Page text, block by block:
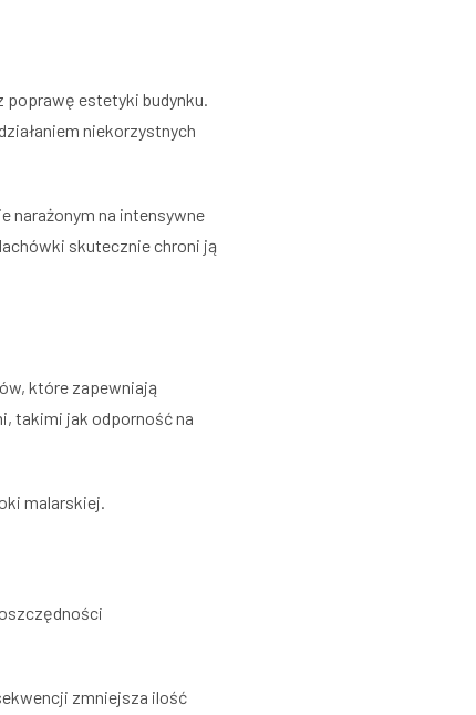
poprawę estetyki budynku.
niekorzystnych
narażonym na intensywne
skutecznie chroni ją
które zapewniają
takimi jak odporność na
malarskiej.
zmniejsza ilość